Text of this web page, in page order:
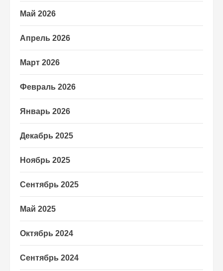
Май 2026
Апрель 2026
Март 2026
Февраль 2026
Январь 2026
Декабрь 2025
Ноябрь 2025
Сентябрь 2025
Май 2025
Октябрь 2024
Сентябрь 2024